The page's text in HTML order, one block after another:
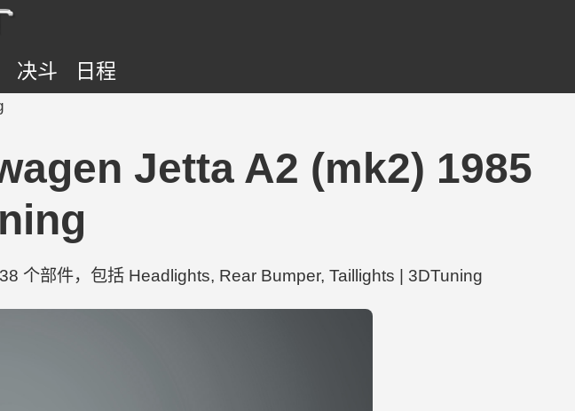
决斗 日程
Jetta A2 (mk2) 1985
个部件，包括 Headlights, Rear Bumper, Taillights | 3DTuning